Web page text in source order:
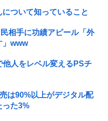
ついて知っていること
相手に功績アピール「外
」www
人をレベル変えるPSチ
は90%以上がデジタル配
った3%